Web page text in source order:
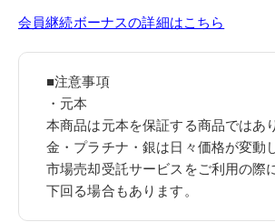
会員継続ボーナスの詳細はこちら
■注意事項
・元本
本商品は元本を保証する商品ではあ
金・プラチナ・銀は日々価格が変動
市場売却受託サービスをご利用の際
下回る場合もあります。